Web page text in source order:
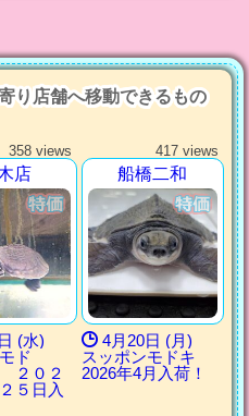
り店舗へ移動できるもの
358 views
店
(水)
ド
２０２
５日入
417 views
船橋二和
4月20日 (月)
スッポンモドキ
2026年4月入荷！